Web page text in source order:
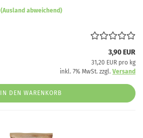
(Ausland abweichend)
3,90 EUR
31,20 EUR pro kg
inkl. 7% MwSt. zzgl. Versand
IN DEN WARENKORB